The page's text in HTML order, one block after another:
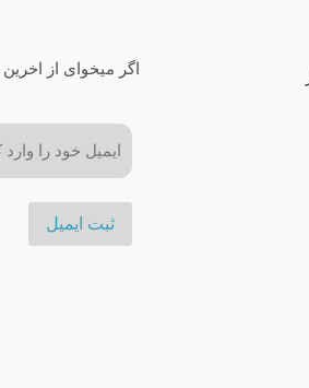
اگر میخوای از
ایمیل
(Required)